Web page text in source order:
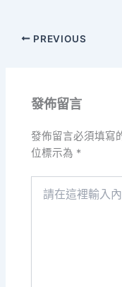
PREVIOUS
發佈留言
發佈留言必須填寫
位標示為 *